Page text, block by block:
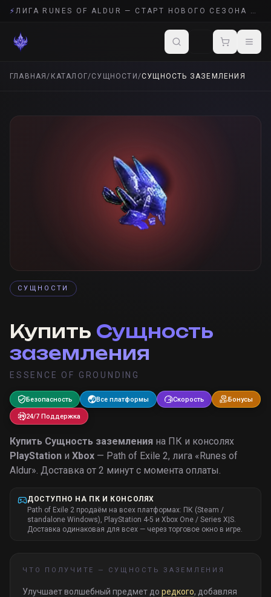
⚡ ЛИГА RUNES OF ALDUR — СТАРТ НОВОГО СЕЗОНА POE 2
ГЛАВНАЯ/ КАТАЛОГ/СУЩНОСТИ /СУЩНОСТЬ ЗАЗЕМЛЕНИЯ
СУЩНОСТИ
Купить Сущность
заземления
ESSENCE OF GROUNDING
Безопасность Все платформы Скорость Бонусы
24/7 Поддержка
Купить Сущность заземления на ПК и консолях
PlayStation и Xbox — Path of Exile 2, лига «Runes of
Aldur». Доставка от 2 минут с момента оплаты.
ДОСТУПНО НА ПК И КОНСОЛЯХ
Path of Exile 2 продаём на всех платформах: ПК (Steam /
standalone Windows), PlayStation 4-5 и Xbox One / Series X|S.
Доставка одинаковая для всех — через торговое окно в игре.
ЧТО ПОЛУЧИТЕ — СУЩНОСТЬ ЗАЗЕМЛЕНИЯ
Улучшает волшебный предмет до редкого, добавляя